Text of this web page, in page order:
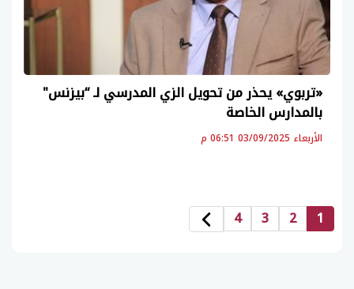
«تربوي» يحذر من تحويل الزي المدرسي لـ “بيزنس"
بالمدارس الخاصة
الأربعاء 03/09/2025 06:51 م
1
2
3
4